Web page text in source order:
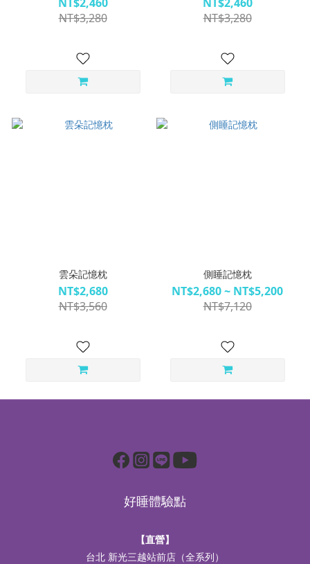
NT$3,280
NT$3,280
雲朵記憶枕
NT$2,680
NT$3,560
側睡記憶枕
NT$2,680 ~ NT$5,200
NT$7,120
好睡體驗點
【直營】
台北 新光三越站前店（全系列）